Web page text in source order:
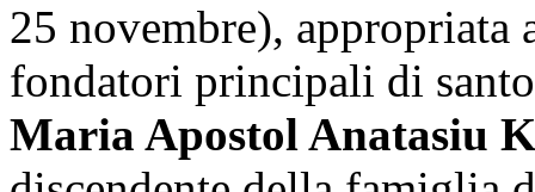
25 novembre),
fondatori principali di
Maria Apostol Anatasiu